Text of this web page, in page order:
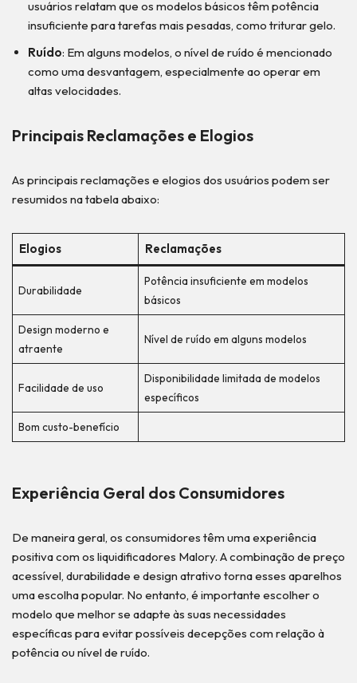
usuários relatam que os modelos básicos têm potência
insuficiente para tarefas mais pesadas, como triturar gelo.
Ruído: Em alguns modelos, o nível de ruído é mencionado
como uma desvantagem, especialmente ao operar em
altas velocidades.
Principais Reclamações e Elogios
As principais reclamações e elogios dos usuários podem ser
resumidos na tabela abaixo:
Elogios Reclamações
Durabilidade
Potência insuficiente em modelos
básicos
Design moderno e
atraente
Nível de ruído em alguns modelos
Facilidade de uso
Disponibilidade limitada de modelos
específicos
Bom custo-benefício
Experiência Geral dos Consumidores
De maneira geral, os consumidores têm uma experiência
positiva com os liquidificadores Malory. A combinação de preço
acessível, durabilidade e design atrativo torna esses aparelhos
uma escolha popular. No entanto, é importante escolher o
modelo que melhor se adapte às suas necessidades
específicas para evitar possíveis decepções com relação à
potência ou nível de ruído.